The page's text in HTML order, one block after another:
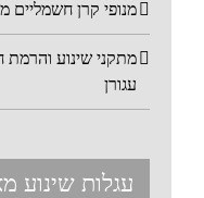
מנופי קרן חשמליים
מתקני שינוע והרמת
עגורן
עגלות שינוע